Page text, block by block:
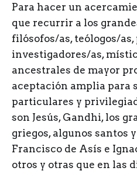
Para hacer un
que recurrir a los
filósofos/as, teólogos/
investigadores/as,
ancestrales de mayor
aceptación amplia para
particulares y
son Jesús, Gandhi, los
griegos, algunos santos
Francisco de Asís e
otros y otras que en las